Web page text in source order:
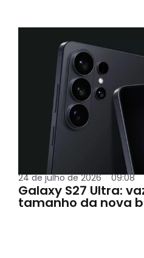
24 de julho de 2026 09:08
Galaxy S27 Ultra:
tamanho da nova